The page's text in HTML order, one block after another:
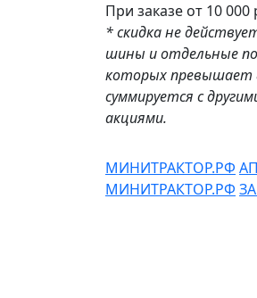
При заказе от 10 000
* скидка не
шины и отдельные
которых превышает
суммируется с
акциями.
МИНИТРАКТОР.РФ
МИНИТРАКТОР.РФ